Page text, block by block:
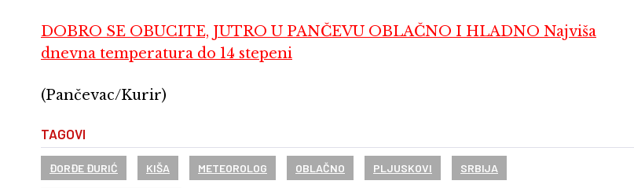
DOBRO SE OBUCITE, JUTRO U PANČEVU OBLAČNO I HLADNO Najviša
dnevna temperatura do 14 stepeni
(Pančevac/Kurir)
TAGOVI
ĐORĐE ĐURIĆ KIŠA METEOROLOG OBLAČNO PLJUSKOVI SRBIJA